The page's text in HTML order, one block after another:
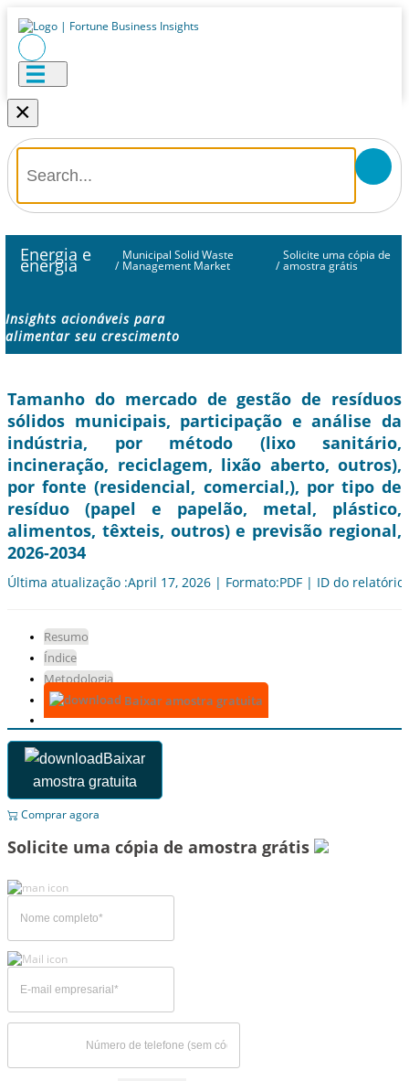
×
Energia e
energia /
Municipal Solid Waste
Management Market /
Solicite uma cópia de
amostra grátis
Insights acionáveis ​​para
alimentar seu crescimento
Tamanho do mercado de gestão de resíduos
sólidos municipais, participação e análise da
indústria, por método (lixo sanitário,
incineração, reciclagem, lixão aberto, outros),
por fonte (residencial, comercial,), por tipo de
resíduo (papel e papelão, metal, plástico,
alimentos, têxteis, outros) e previsão regional,
2026-2034
Última atualização :April 17, 2026 | Formato:PDF | ID do
Resumo
Índice
Metodologia
Baixar amostra gratuita
Baixar
amostra gratuita
Comprar agora
Solicite uma cópia de amostra grátis